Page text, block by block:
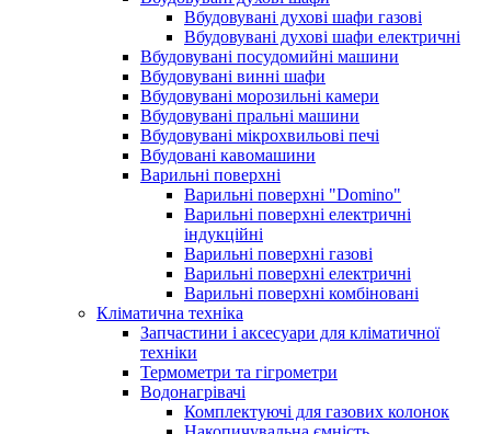
Вбудовувані духові шафи газові
Вбудовувані духові шафи електричні
Вбудовувані посудомийні машини
Вбудовувані винні шафи
Вбудовувані морозильні камери
Вбудовувані пральні машини
Вбудовувані мікрохвильові печі
Вбудовані кавомашини
Варильні поверхні
Варильні поверхні "Domino"
Варильні поверхні електричні
індукційні
Варильні поверхні газові
Варильні поверхні електричні
Варильні поверхні комбіновані
Кліматична техніка
Запчастини і аксесуари для кліматичної
техніки
Термометри та гігрометри
Водонагрівачі
Комплектуючі для газових колонок